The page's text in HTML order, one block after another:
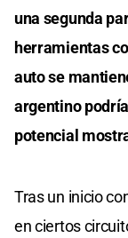
una segunda
herramientas
auto se
argentino
potencial
Tras un inicio
en ciertos